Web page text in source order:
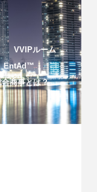
VVIPルーム
EntAd™️
商事とは？